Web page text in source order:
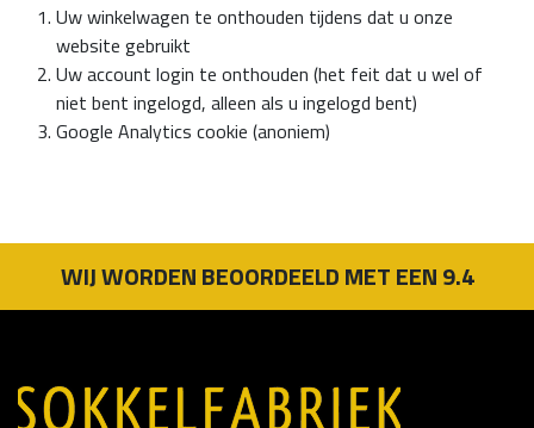
Uw winkelwagen te onthouden tijdens dat u onze
website gebruikt
Uw account login te onthouden (het feit dat u wel of
niet bent ingelogd, alleen als u ingelogd bent)
Google Analytics cookie (anoniem)
WIJ WORDEN BEOORDEELD MET EEN 9.4